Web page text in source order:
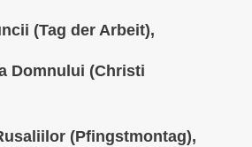
(Tag der Arbeit),
Domnului (Christi
(Pfingstmontag),